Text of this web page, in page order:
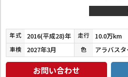
年式 2016(平成28)年 走行 10.0万km
車検 2027年3月 色
お問い合わせ